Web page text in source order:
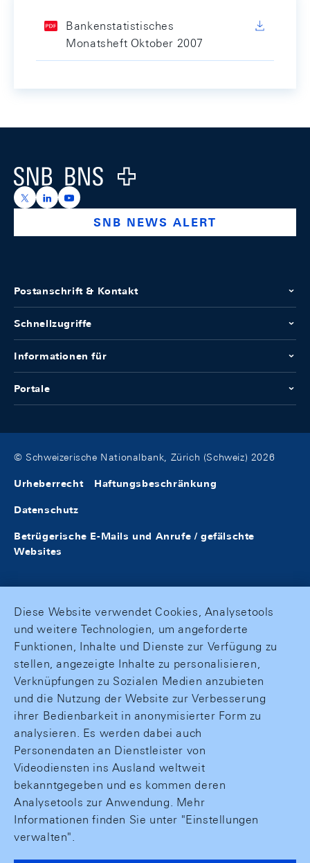
Bankenstatistisches
Monatsheft Oktober 2007
Logo
https://x.com/snb_bns
https://ch.linkedin.com/company/swiss-national-
https://www.youtube.com/@swissnationalbank
SNB NEWS ALERT
Postanschrift & Kontakt
Schnellzugriffe
Informationen für
Portale
© Schweizerische Nationalbank, Zürich (Schweiz) 2026
Urheberrecht Haftungsbeschränkung
Datenschutz
Betrügerische E-Mails und Anrufe / gefälschte
Websites
Diese Website verwendet Cookies, Analysetools
und weitere Technologien, um angeforderte
Funktionen, Inhalte und Dienste zur Verfügung zu
stellen, angezeigte Inhalte zu personalisieren,
Verknüpfungen zu Sozialen Medien anzubieten
und die Nutzung der Website zur Verbesserung
ihrer Bedienbarkeit in anonymisierter Form zu
analysieren. Es werden dabei auch
Personendaten an Dienstleister von
Videodiensten ins Ausland weltweit
bekanntgegeben und es kommen deren
Analysetools zur Anwendung. Mehr
Informationen finden Sie unter "Einstellungen
verwalten".